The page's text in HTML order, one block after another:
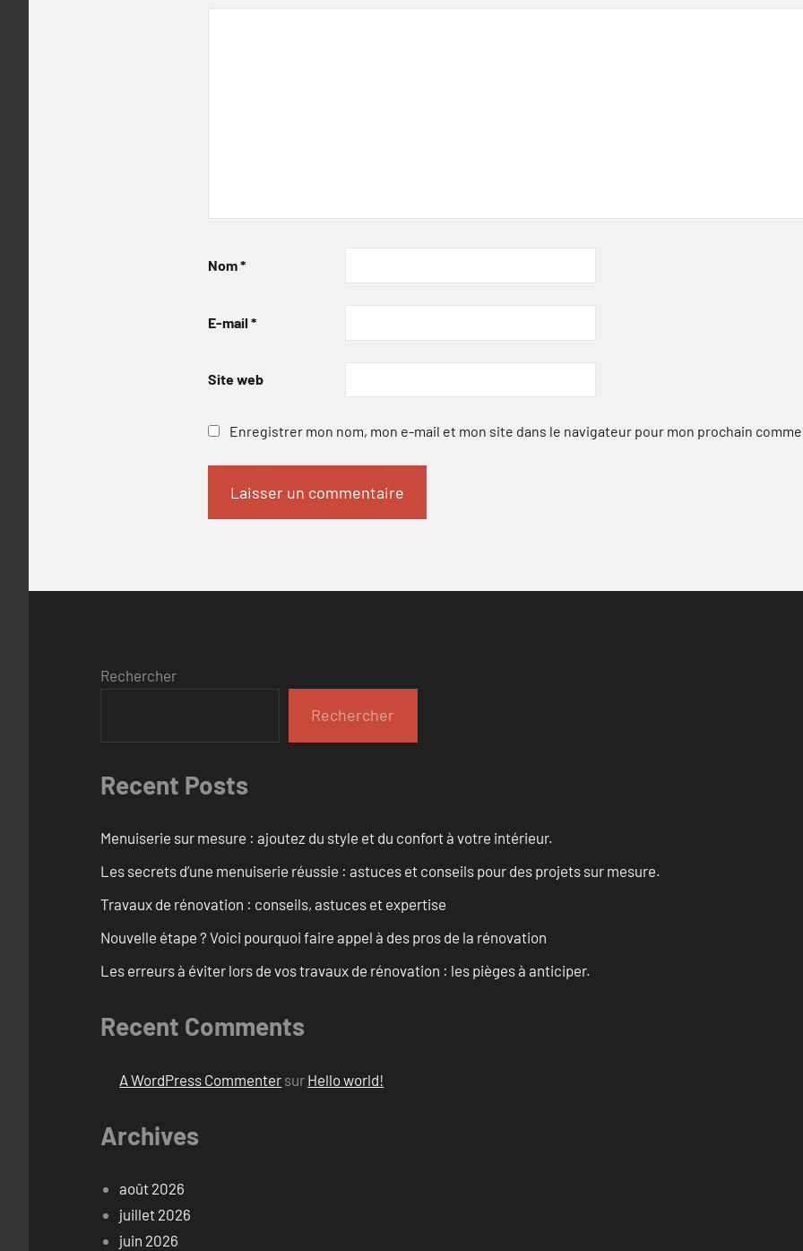
Nom*
E-mail *
Site web
Enregistrer mon nom, mon e-mail et mon site dans le navigateur pour mon prochain
Rechercher
Rechercher
Recent Posts
Menuiserie sur mesure : ajoutez du style et du confort à votre intérieur.
Les secrets d’une menuiserie réussie : astuces et conseils pour des projets sur mesure.
Travaux de rénovation : conseils, astuces et expertise
Nouvelle étape ? Voici pourquoi faire appel à des pros de la rénovation
Les erreurs à éviter lors de vos travaux de rénovation : les pièges à anticiper.
Recent Comments
A WordPress Commenter sur Hello world!
Archives
août 2026
juillet 2026
juin 2026